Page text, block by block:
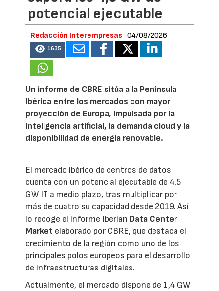
potencial ejecutable
Redacción Interempresas 04/08/2026
1635
Un informe de CBRE sitúa a la Península
Ibérica entre los mercados con mayor
proyección de Europa, impulsada por la
inteligencia artificial, la demanda cloud y la
disponibilidad de energía renovable.
El mercado ibérico de centros de datos
cuenta con un potencial ejecutable de 4,5
GW IT a medio plazo, tras multiplicar por
más de cuatro su capacidad desde 2019. Así
lo recoge el informe Iberian Data Center
Market elaborado por CBRE, que destaca el
crecimiento de la región como uno de los
principales polos europeos para el desarrollo
de infraestructuras digitales.
Actualmente, el mercado dispone de 1,4 GW